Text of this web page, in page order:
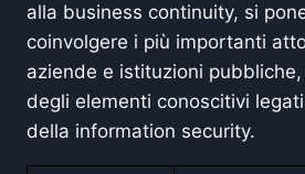
alla business continuity, si
coinvolgere i più importanti
aziende e istituzioni
degli elementi conoscitivi
della information security.